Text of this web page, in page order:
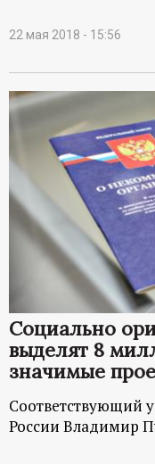
22 мая 2018 - 15:56
Социально
выделят 8
значимые
Соответствующий
России Владимир